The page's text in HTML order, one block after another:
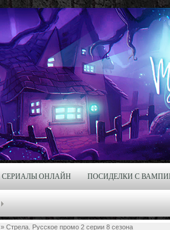
СЕРИАЛЫ ОНЛАЙН ПОСИДЕЛКИ С
» Стрела. Русское промо 2 серии 8 сезона